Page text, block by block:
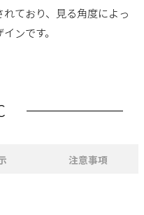
ており、見る角度によっ
ンです。
注意事項